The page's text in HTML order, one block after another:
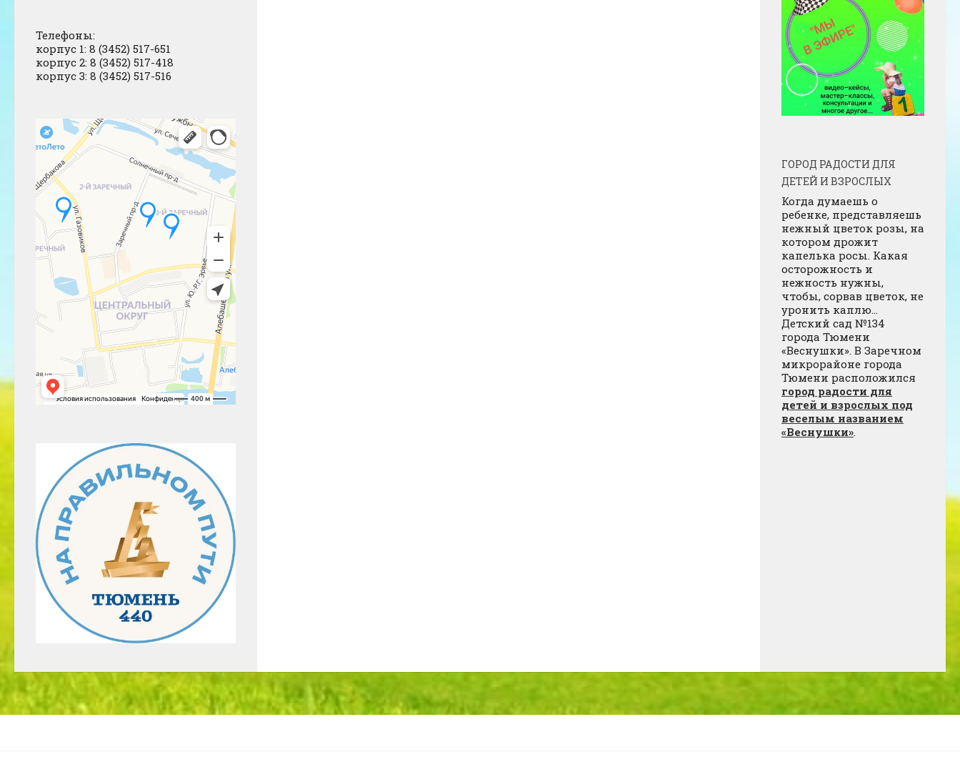
Телефоны:
корпус 1: 8 (3452) 517-651
корпус 2: 8 (3452) 517-418
корпус 3: 8 (3452) 517-516
ГОРОД РАДОСТИ ДЛЯ
ДЕТЕЙ И ВЗРОСЛЫХ
Когда думаешь о
ребенке, представляешь
нежный цветок розы, на
котором дрожит
капелька росы. Какая
осторожность и
нежность нужны,
чтобы, сорвав цветок, не
уронить каплю…
Детский сад №134
города Тюмени
«Веснушки». В Заречном
микрорайоне города
Тюмени расположился
город радости для
детей и взрослых под
веселым названием
«Веснушки».